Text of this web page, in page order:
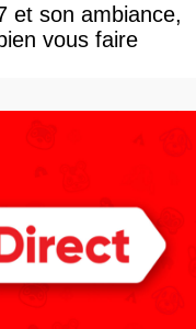
et son ambiance,
vous faire